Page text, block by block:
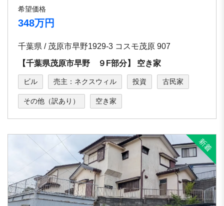
希望価格
348万円
千葉県 / 茂原市早野1929-3 コスモ茂原 907
【千葉県茂原市早野 ９F部分】 空き家
ビル 売主：ネクスウィル 投資 古民家
その他（訳あり） 空き家